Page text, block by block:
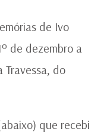
de Ivo
de dezembro a
Travessa, do
que recebi